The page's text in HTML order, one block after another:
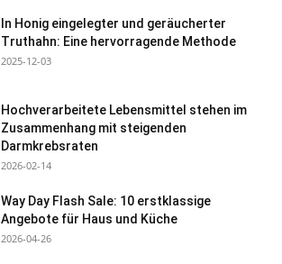
In Honig eingelegter und geräucherter
Truthahn: Eine hervorragende Methode
2025-12-03
Hochverarbeitete Lebensmittel stehen im
Zusammenhang mit steigenden
Darmkrebsraten
2026-02-14
Way Day Flash Sale: 10 erstklassige
Angebote für Haus und Küche
2026-04-26